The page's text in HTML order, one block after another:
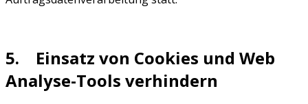
5. Einsatz von Cookies und Web
Analyse-Tools verhindern